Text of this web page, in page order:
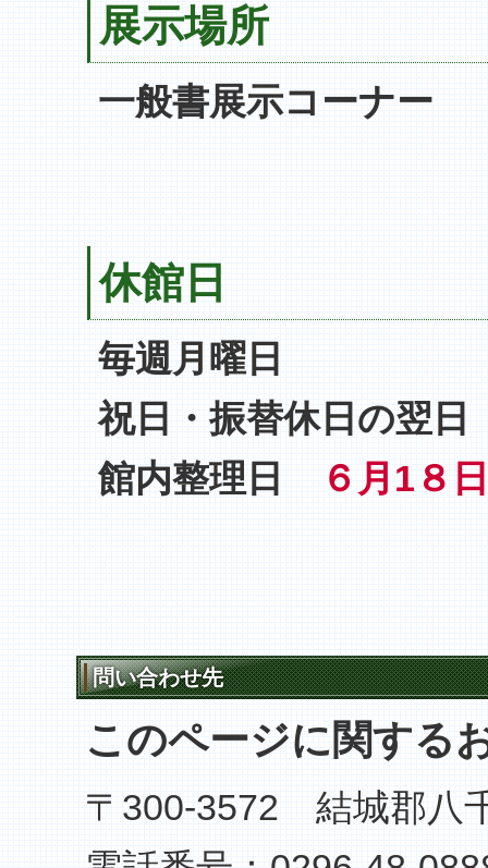
展示場所
一般書展示コーナー
休館日
毎週月曜日
祝日・振替休日の翌日
館内整理日
６月1８
問い合わせ先
このページに関する
〒300-3572 結城郡八